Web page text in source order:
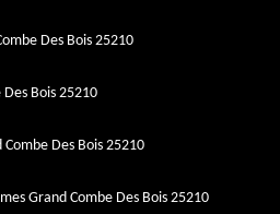
Des Bois 25210
Bois 25210
Des Bois 25210
Grand Combe Des Bois 25210